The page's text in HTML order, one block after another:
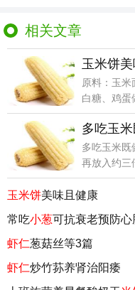
相关文章
玉米饼
原料：玉米
白糖、鸡蛋
多吃玉
多吃玉米既
再放入约三
玉米饼美味且健康
常吃小葱可抗衰老预防心
虾仁葱菇丝等3篇
虾仁炒竹荪养肾治阳痿